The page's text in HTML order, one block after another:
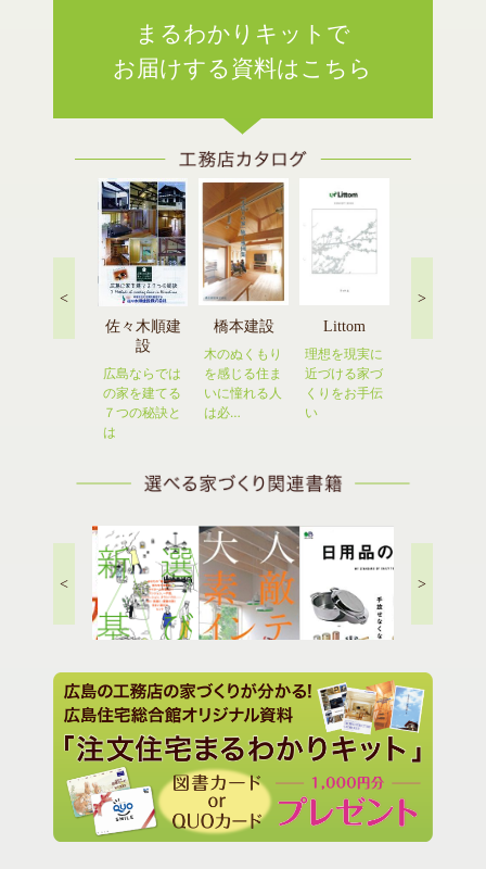
まるわかりキットで
お届けする資料はこちら
<
佐々木順建
設
広島ならでは
の家を建てる
７つの秘訣と
は
橋本建設
木のぬくもり
を感じる住ま
いに憧れる人
は必…
Littom
理想を現実に
近づける家づ
くりをお手伝
い
>
<
年収200万円からのマイ住まい選びの新基準
大人の素敵インテリア..
日用品の定番..
理術..
>